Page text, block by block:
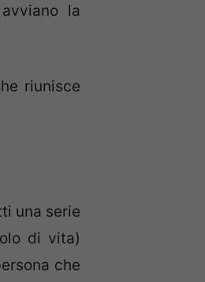
la
riunisce
una serie
di vita)
che